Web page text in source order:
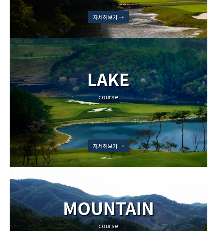
자세히보기 →
LAKE
course
자세히보기 →
MOUNTAIN
course